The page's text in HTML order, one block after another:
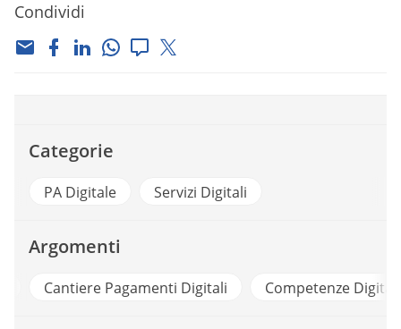
Condividi
Categorie
PA Digitale Servizi Digitali
Argomenti
Cantiere Pagamenti Digitali Competenze Digitali